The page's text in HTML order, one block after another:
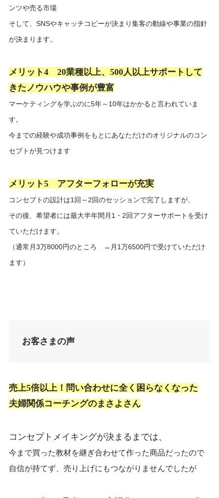
ンツや売る市場
そして、SNSやキャッチコピーが決まり集客の動線や事業の指針
が決まります。
メリット4 20業種以上、500人以上サポートして
きたノウハウや事例が豊富
マーケティングを学ぶのに5年～10年はかかると言われていま
す。
今までの経験や成功事例をもとにあなただけのオリジナルのコン
セプトが見つけます
メリット5 アフターフォローが充実
コンセプトの設計は1回～2回のセッションで完了しますが、
その後、希望者には最大半年間月1・2回アフターサポートを受け
ていただけます。
（通常月3万8000円のところ →月1万6500円で受けていただけ
ます）
お客さまの声
売上5倍以上！問い合わせに全く困らなくなった
夫婦関係コーチングのまさよさん
コンセプトメイキングが決まるまでは、
今まで買った教材を継ぎ合わせて作った商品だったので
自信が持てず、売り上げにもつながりませんでしたが